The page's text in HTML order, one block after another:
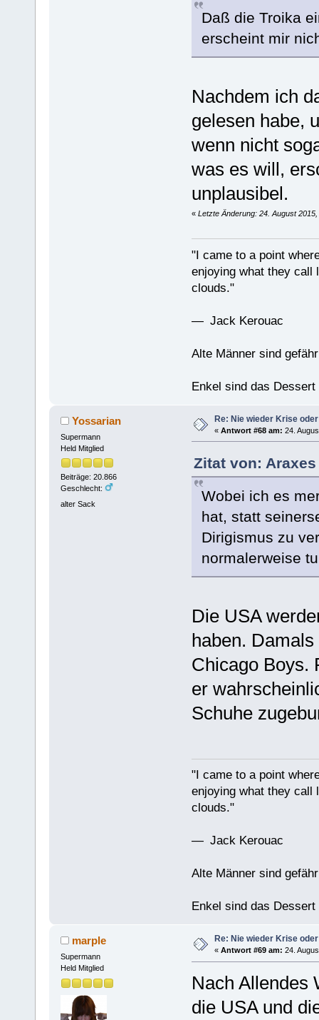
Daß die Troika
erscheint mir
Nachdem ich
gelesen habe,
wenn nicht
was es will,
unplausibel.
« Letzte Änderung: 24. August
"I came to a point
enjoying what they call
clouds."
— Jack Kerouac
Alte Männer sind
Enkel sind das Dessert
Yossarian
Supermann
Held Mitglied
Beiträge: 20.866
Geschlecht:
alter Sack
Re: Nie wieder Krise
« Antwort #68 am: 24.
Zitat von: Araxes
Wobei ich es
hat, statt
Dirigismus zu
normalerweise
Die USA
haben.
Chicago Boys.
er
Schuhe
"I came to a point
enjoying what they call
clouds."
— Jack Kerouac
Alte Männer sind
Enkel sind das
marple
Supermann
Held Mitglied
Re: Nie wieder Krise
« Antwort #69 am: 24.
Nach Allendes
die USA und